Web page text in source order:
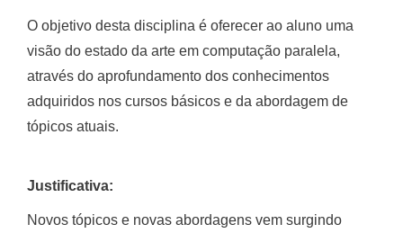
O objetivo desta disciplina é oferecer ao aluno uma
visão do estado da arte em computação paralela,
através do aprofundamento dos conhecimentos
adquiridos nos cursos básicos e da abordagem de
tópicos atuais.
Justificativa:
Novos tópicos e novas abordagens vem surgindo